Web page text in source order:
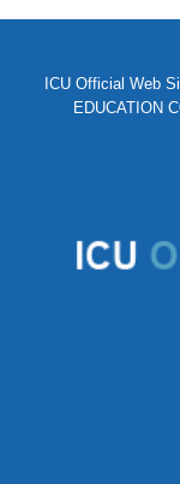
ICU Official Web
EDUCATION